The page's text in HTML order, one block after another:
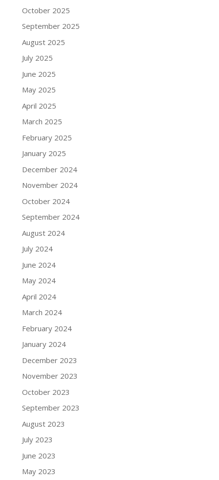
October 2025
September 2025
August 2025
July 2025
June 2025
May 2025
April 2025
March 2025
February 2025
January 2025
December 2024
November 2024
October 2024
September 2024
August 2024
July 2024
June 2024
May 2024
April 2024
March 2024
February 2024
January 2024
December 2023
November 2023
October 2023
September 2023
August 2023
July 2023
June 2023
May 2023